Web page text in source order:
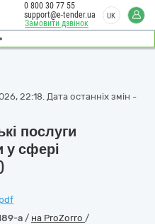
Замовити дзвінок
0 800 30 77 55
support@e-tender.ua
UK
22:18. Дата останніх змін -
послуги
у сфері
a / на ProZorro /